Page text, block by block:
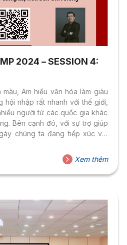
2024 – SESSION 4:
Am hiểu văn hóa làm giàu
hội nhập rất nhanh với thế giới,
người từ các quốc gia khác
Bên cạnh đó, với sự trợ giúp
chúng ta đang tiếp xúc với
hiểu biết về văn hóa của nước
trong quá trình giao tiếp. Con
Xem thêm